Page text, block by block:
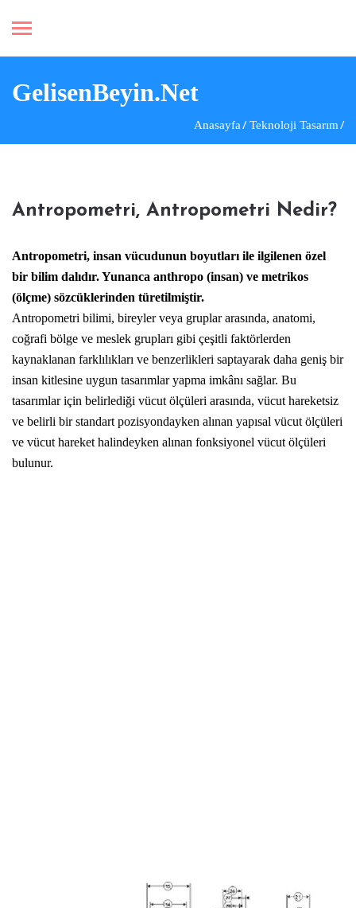
GelisenBeyin.Net
Anasayfa Teknoloji Tasarım
Antropometri, Antropometri Nedir?
Antropometri, insan vücudunun boyutları ile ilgilenen özel
bir bilim dalıdır. Yunanca anthropo (insan) ve metrikos
(ölçme) sözcüklerinden türetilmiştir.
Antropometri bilimi, bireyler veya gruplar arasında, anatomi,
coğrafi bölge ve meslek grupları gibi çeşitli faktörlerden
kaynaklanan farklılıkları ve benzerlikleri saptayarak daha geniş bir
insan kitlesine uygun tasarımlar yapma imkânı sağlar. Bu
tasarımlar için belirlediği vücut ölçüleri arasında, vücut hareketsiz
ve belirli bir standart pozisyondayken alınan yapısal vücut ölçüleri
ve vücut hareket halindeyken alınan fonksiyonel vücut ölçüleri
bulunur.